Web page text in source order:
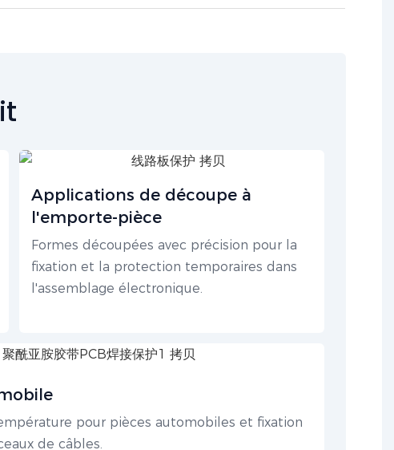
Applications de découpe à
l'emporte-pièce
Formes découpées avec précision pour la
fixation et la protection temporaires dans
l'assemblage électronique.
pour pièces automobiles et fixation
de câbles.